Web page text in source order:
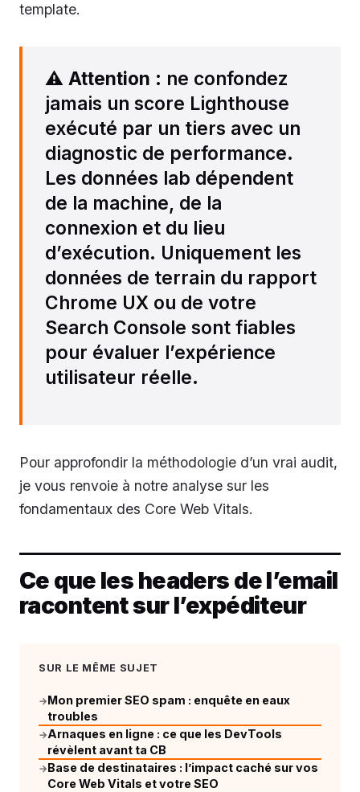
template.
⚠️ Attention : ne confondez
jamais un score Lighthouse
exécuté par un tiers avec un
diagnostic de performance.
Les données lab dépendent
de la machine, de la
connexion et du lieu
d’exécution. Uniquement les
données de terrain du rapport
Chrome UX ou de votre
Search Console sont fiables
pour évaluer l’expérience
utilisateur réelle.
Pour approfondir la méthodologie d’un vrai audit,
je vous renvoie à notre analyse sur les
fondamentaux des Core Web Vitals.
Ce que les headers de l’email
racontent sur l’expéditeur
SUR LE MÊME SUJET
→Mon premier SEO spam : enquête en eaux
troubles
→Arnaques en ligne : ce que les DevTools
révèlent avant ta CB
→Base de destinataires : l’impact caché sur vos
Core Web Vitals et votre SEO